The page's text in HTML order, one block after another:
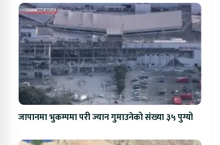
जापानमा भुकम्पमा परी ज्यान गुमाउनेको संख्या ३५ पुग्यो